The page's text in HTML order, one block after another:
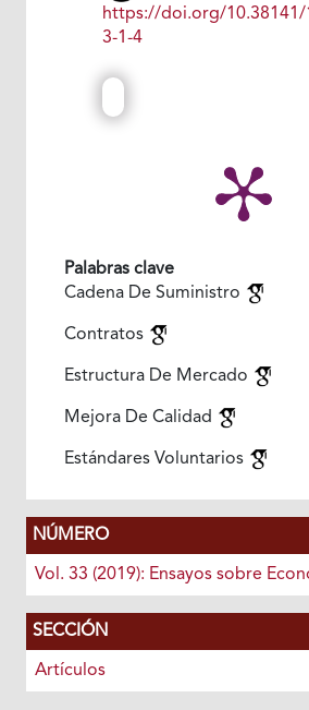
https://doi.org/10.38141/
3-1-4
Palabras clave
Cadena De Suministro
Contratos
Estructura De Mercado
Mejora De Calidad
Estándares Voluntarios
NÚMERO
Vol. 33 (2019): Ensayos sobre
SECCIÓN
Artículos